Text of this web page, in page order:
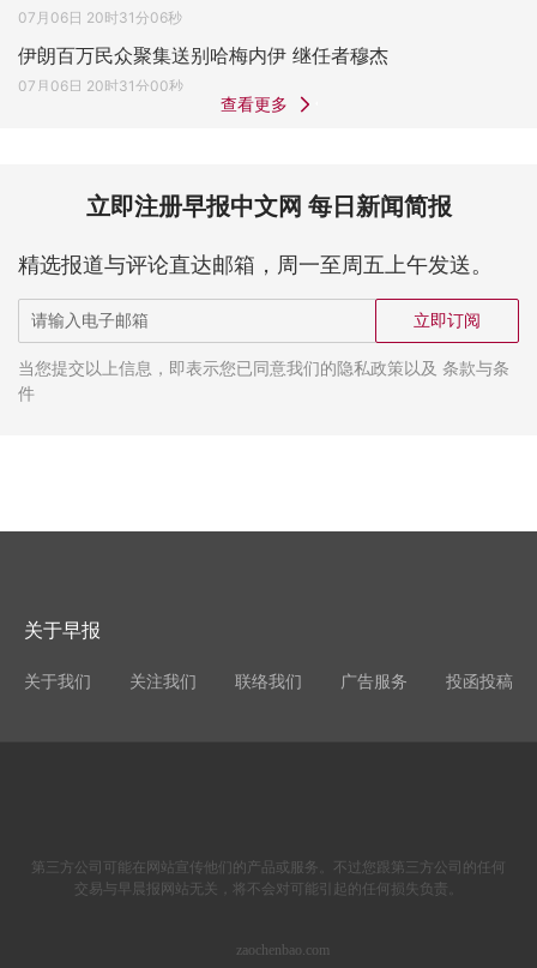
07月06日 20时31分06秒
伊朗百万民众聚集送别哈梅内伊 继任者穆杰
07月06日 20时31分00秒
查看更多
立即注册早报中文网 每日新闻简报
精选报道与评论直达邮箱，周一至周五上午发送。
立即订阅
当您提交以上信息，即表示您已同意我们的隐私政策以及 条款与条
件
关于早报
关于我们 关注我们 联络我们 广告服务 投函投稿
第三方公司可能在网站宣传他们的产品或服务。不过您跟第三方公司的任何
交易与早晨报网站无关，将不会对可能引起的任何损失负责。
zaochenbao.com